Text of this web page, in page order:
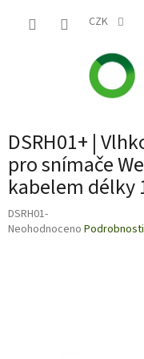
CZK
DSRH01+ |
pro snímače
kabelem délky
DSRH01-
Průměrné
Neohodnoceno